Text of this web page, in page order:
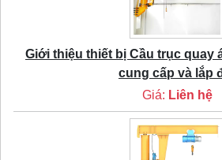
Giới thiệu thiết bị Cầu trục quay
cung cấp và lắp
Giá: Liên hệ